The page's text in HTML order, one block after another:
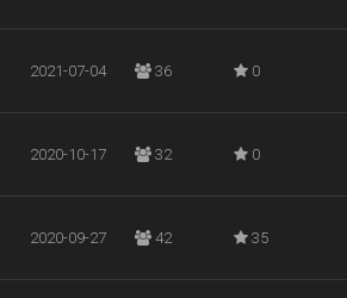
2021-07-04 36 0
2020-10-17 32 0
2020-09-27 42 35